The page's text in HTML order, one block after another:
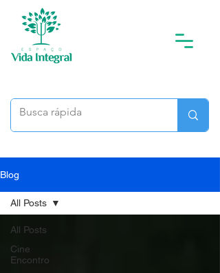
Blog
All Posts
Cine
Encontro
All Posts